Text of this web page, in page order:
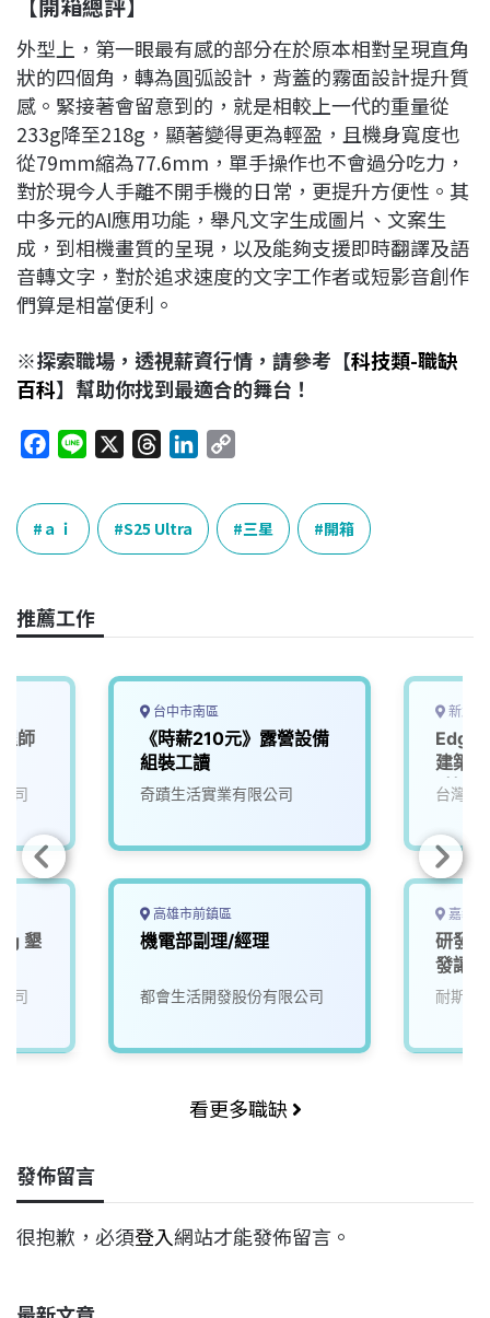
外型上，第一眼最有感的部分在於原本相對呈現直角
狀的四個角，轉為圓弧設計，背蓋的霧面設計提升質
感。緊接著會留意到的，就是相較上一代的重量從
233g降至218g，顯著變得更為輕盈，且機身寬度也
從79mm縮為77.6mm，單手操作也不會過分吃力，
對於現今人手離不開手機的日常，更提升方便性。其
中多元的AI應用功能，舉凡文字生成圖片、文案生
成，到相機畫質的呈現，以及能夠支援即時翻譯及語
音轉文字，對於追求速度的文字工作者或短影音創作
們算是相當便利。
※探索職場，透視薪資行情，請參考【科技類-職缺
百科】幫助你找到最適合的舞台！
c
e
b
o
k
e
r
e
a
n
k
e
n
p
y
L
k
ａｉ S25 Ultra 三星 開箱
推薦工作
師
司
墾
司
台中市南區
《時薪210元》露營設備
組裝工讀
奇蹟生活實業有限公司
高雄市前鎮區
機電部副理/經理
都會生活開發股份有限公司
新北
Edge
建築
_技師
入培
台灣寶
嘉義
研發
發讓
來)1
耐斯企
看更多職缺
發佈留言
很抱歉，必須登入網站才能發佈留言。